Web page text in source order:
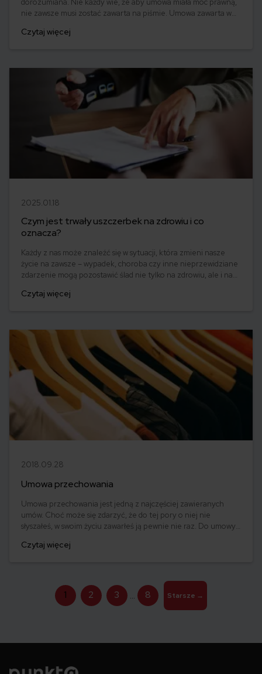
nie zawsze musi zostać zawarta na piśmie. Umowa zawarta w
jakich sytuacjach możemy się z nią spotkać?
Czytaj więcej
2025.01.18
Czym jest trwały uszczerbek na zdrowiu i co
oznacza?
Każdy z nas może znaleźć się w sytuacji, która zmieni nasze
życie na zawsze – wypadek, choroba czy inne nieprzewidziane
zdarzenie mogą pozostawić ślad nie tylko na zdrowiu, ale i na
pojęcie, które pojawia się w kontekście ubezpieczeń,
Czytaj więcej
2018.09.28
Umowa przechowania
Umowa przechowania jest jedną z najczęściej zawieranych
umów. Choć może się zdarzyć, że do tej pory o niej nie
słyszałeś, w swoim życiu zawarłeś ją pewnie nie raz. Do umowy
zostawiłeś samochód na parkingu płatnym albo oddałeś kurtkę
Czytaj więcej
Stronicowanie
1 2 3 … 8 Starsze →